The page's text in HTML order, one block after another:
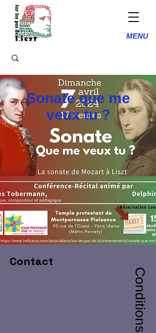
MENU
Sonate que me
veux tu ?
Contact
Conditions